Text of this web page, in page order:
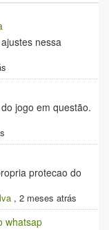
nessa
jogo em questão.
protecao do
,2 meses atrás
whatsap